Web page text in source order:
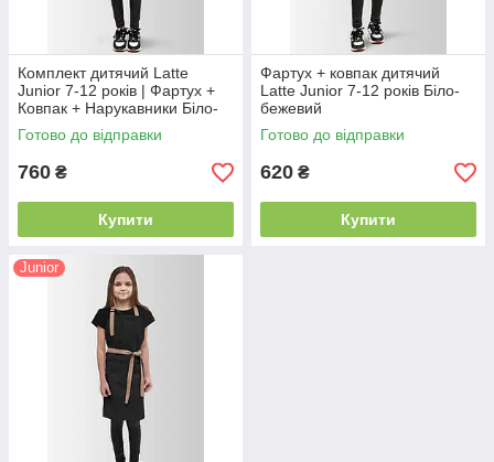
Комплект дитячий Latte
Junior 7-12 років | Фартух +
Ковпак + Нарукавники Біло-
бежевий
Готово до відправки
760 ₴
Купити
Фартух + ковпак дитячий
Latte Junior 7-12 років Біло-
бежевий
Готово до відправки
620 ₴
Купити
Junior